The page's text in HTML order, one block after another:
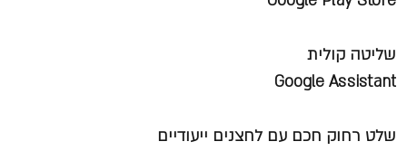
שליטה קולית
Google Assistant
שלט רחוק חכם עם לחצנים ייעודיים